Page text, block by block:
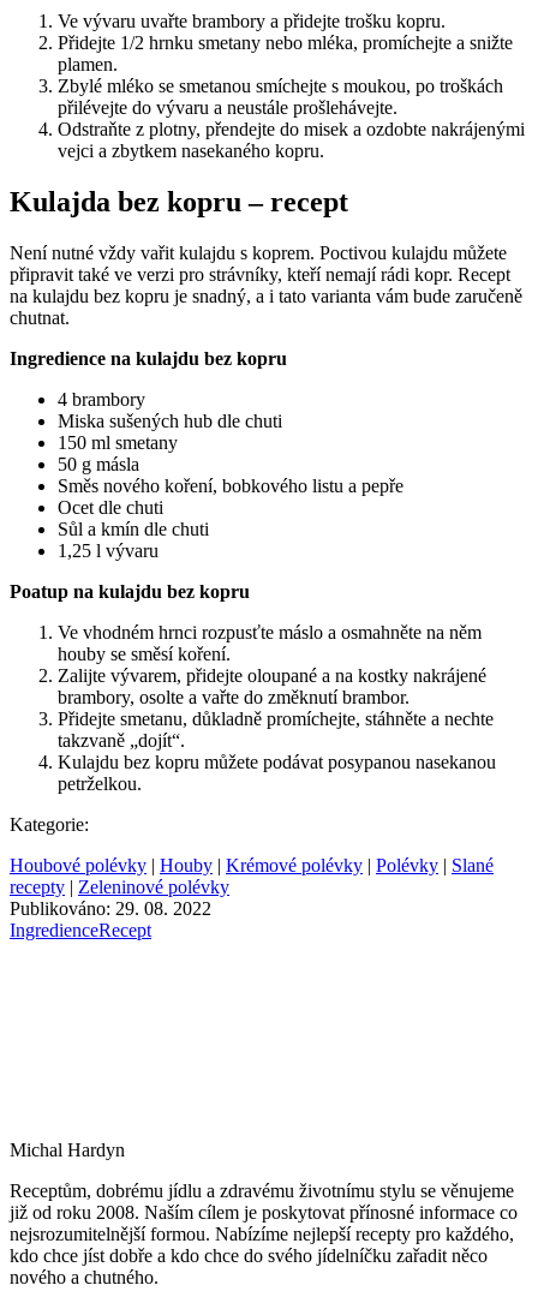
Ve vývaru uvařte brambory a přidejte trošku kopru.
Přidejte 1/2 hrnku smetany nebo mléka, promíchejte a snižte
plamen.
Zbylé mléko se smetanou smíchejte s moukou, po troškách
přilévejte do vývaru a neustále prošlehávejte.
Odstraňte z plotny, přendejte do misek a ozdobte nakrájenými
vejci a zbytkem nasekaného kopru.
Kulajda bez kopru – recept
Není nutné vždy vařit kulajdu s koprem. Poctivou kulajdu můžete
připravit také ve verzi pro strávníky, kteří nemají rádi kopr. Recept
na kulajdu bez kopru je snadný, a i tato varianta vám bude zaručeně
chutnat.
Ingredience na kulajdu bez kopru
4 brambory
Miska sušených hub dle chuti
150 ml smetany
50 g másla
Směs nového koření, bobkového listu a pepře
Ocet dle chuti
Sůl a kmín dle chuti
1,25 l vývaru
Poatup na kulajdu bez kopru
Ve vhodném hrnci rozpusťte máslo a osmahněte na něm
houby se směsí koření.
Zalijte vývarem, přidejte oloupané a na kostky nakrájené
brambory, osolte a vařte do změknutí brambor.
Přidejte smetanu, důkladně promíchejte, stáhněte a nechte
takzvaně „dojít“.
Kulajdu bez kopru můžete podávat posypanou nasekanou
petrželkou.
Kategorie:
Houbové polévky | Houby | Krémové polévky | Polévky | Slané
recepty | Zeleninové polévky
Publikováno: 29. 08. 2022
IngredienceRecept
Michal Hardyn
Receptům, dobrému jídlu a zdravému životnímu stylu se věnujeme
již od roku 2008. Naším cílem je poskytovat přínosné informace co
nejsrozumitelnější formou. Nabízíme nejlepší recepty pro každého,
kdo chce jíst dobře a kdo chce do svého jídelníčku zařadit něco
nového a chutného.